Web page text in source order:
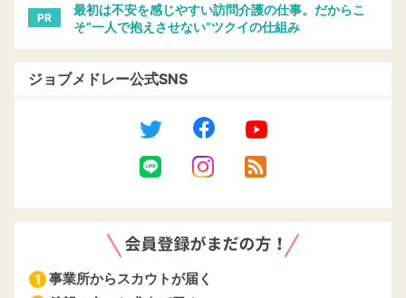
PR
最初は不安を感じやすい訪問介護の仕事。だからこ
そ“一人で抱えさせない”ツクイの仕組み
ジョブメドレー公式SNS
1 事業所からスカウトが届く